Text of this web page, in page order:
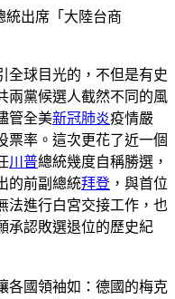
統出席「大陸台商
全球目光的，不但是有史
兩黨候選人截然不同的風
管全美新冠肺炎疫情嚴
票率。這次更花了近一個
川普總統幾度自稱勝選，
的前副總統拜登 ，與首位
法進行白宮交接工作，也
承認敗選退位的歷史紀
各國領袖如：德國的梅克